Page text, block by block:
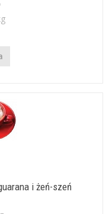
i żeń-szeń